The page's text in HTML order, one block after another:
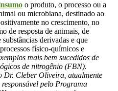
o produto, o processo ou a
ou microbiana, destinado ao
no crescimento, no
de resposta de animais, de
derivadas e que
físico-químicos e
mais bem sucedidos de
de nitrogênio (FBN).
Dr. Cleber Oliveira, atualmente
pelo Programa